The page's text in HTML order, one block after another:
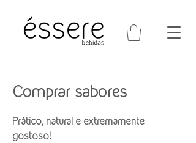
Comprar sabores
Prático, natural e extremamente
gostoso!